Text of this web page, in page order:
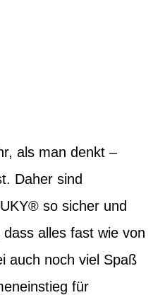
als man denkt –
Daher sind
so sicher und
alles fast wie von
auch noch viel Spaß
für